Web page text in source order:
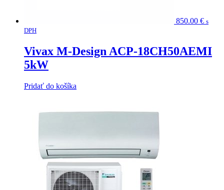
850.00 € s
DPH
Vivax M-Design ACP-18CH50AEMI
5kW
Pridať do košíka